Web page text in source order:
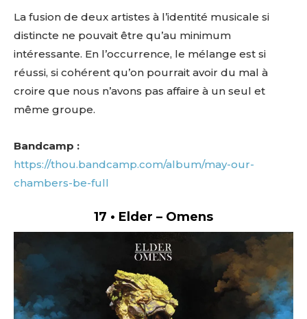
La fusion de deux artistes à l’identité musicale si
distincte ne pouvait être qu’au minimum
intéressante. En l’occurrence, le mélange est si
réussi, si cohérent qu’on pourrait avoir du mal à
croire que nous n’avons pas affaire à un seul et
même groupe.
Bandcamp :
https://thou.bandcamp.com/album/may-our-
chambers-be-full
17 • Elder – Omens